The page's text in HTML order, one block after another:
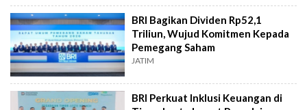
BRI Bagikan Dividen Rp52,1
Triliun, Wujud Komitmen Kepada
Pemegang Saham
JATIM
BRI Perkuat Inklusi Keuangan di